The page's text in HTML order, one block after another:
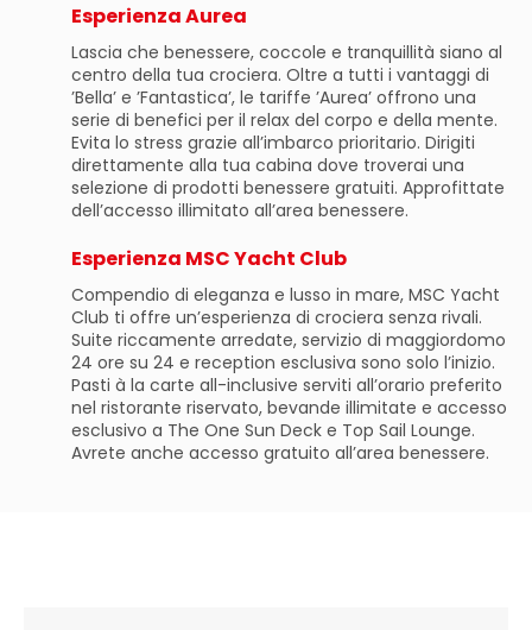
Esperienza Aurea
Lascia che benessere, coccole e tranquillità siano al
centro della tua crociera. Oltre a tutti i vantaggi di
’Bella’ e ’Fantastica’, le tariffe ’Aurea’ offrono una
serie di benefici per il relax del corpo e della mente.
Evita lo stress grazie all’imbarco prioritario. Dirigiti
direttamente alla tua cabina dove troverai una
selezione di prodotti benessere gratuiti. Approfittate
dell’accesso illimitato all’area benessere.
Esperienza MSC Yacht Club
Compendio di eleganza e lusso in mare, MSC Yacht
Club ti offre un’esperienza di crociera senza rivali.
Suite riccamente arredate, servizio di maggiordomo
24 ore su 24 e reception esclusiva sono solo l’inizio.
Pasti à la carte all-inclusive serviti all’orario preferito
nel ristorante riservato, bevande illimitate e accesso
esclusivo a The One Sun Deck e Top Sail Lounge.
Avrete anche accesso gratuito all’area benessere.